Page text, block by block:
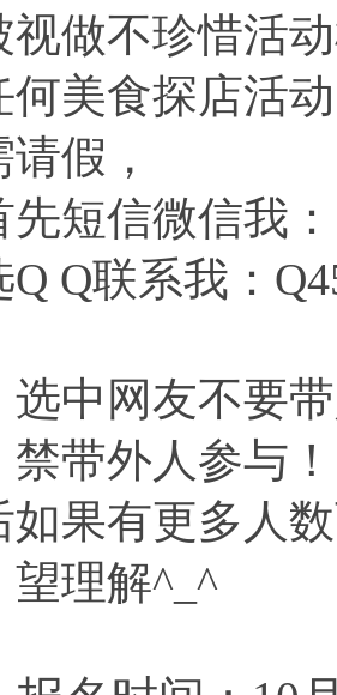
视做不珍惜活
何美食探店活
假，
先短信微信我：
Q Q联系我：
选中网友不要
禁带外人参与！
如果有更多人
望理解^_^